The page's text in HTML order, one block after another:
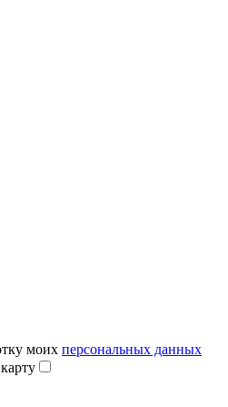
моих персональных данных